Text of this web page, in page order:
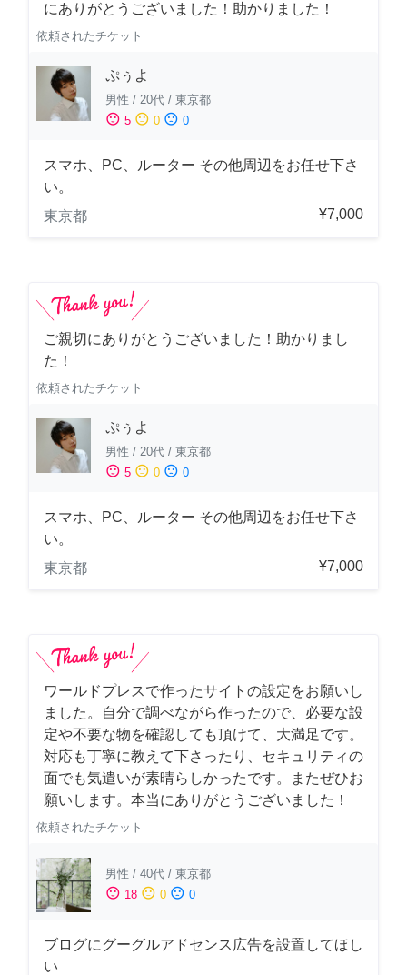
にありがとうございました！助かりました！
依頼されたチケット
ぷぅよ
男性 / 20代 / 東京都
sentiment_satisfied 5 sentiment_neutral 0 sentiment_dissatisfied 0
スマホ、PC、ルーター その他周辺をお任せ下さ
い。
東京都
¥7,000
ご親切にありがとうございました！助かりまし
た！
依頼されたチケット
ぷぅよ
男性 / 20代 / 東京都
sentiment_satisfied 5 sentiment_neutral 0 sentiment_dissatisfied 0
スマホ、PC、ルーター その他周辺をお任せ下さ
い。
東京都
¥7,000
ワールドプレスで作ったサイトの設定をお願いし
ました。自分で調べながら作ったので、必要な設
定や不要な物を確認しても頂けて、大満足です。
対応も丁寧に教えて下さったり、セキュリティの
面でも気遣いが素晴らしかったです。またぜひお
願いします。本当にありがとうございました！
依頼されたチケット
男性 / 40代 / 東京都
sentiment_satisfied 18 sentiment_neutral 0 sentiment_dissatisfied 0
ブログにグーグルアドセンス広告を設置してほし
い